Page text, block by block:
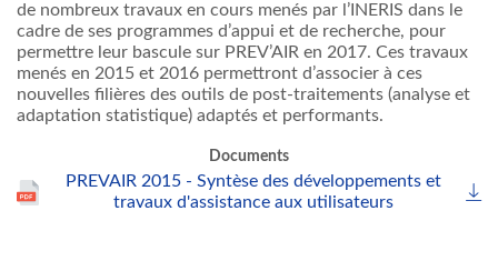
de nombreux travaux en cours menés par l’INERIS dans le
cadre de ses programmes d’appui et de recherche, pour
permettre leur bascule sur PREV’AIR en 2017. Ces travaux
menés en 2015 et 2016 permettront d’associer à ces
nouvelles filières des outils de post-traitements (analyse et
adaptation statistique) adaptés et performants.
Documents
PREVAIR 2015 - Syntèse des développements et
travaux d'assistance aux utilisateurs